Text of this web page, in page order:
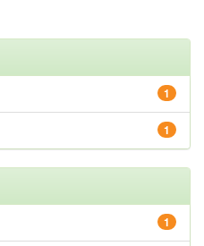
1
1
1